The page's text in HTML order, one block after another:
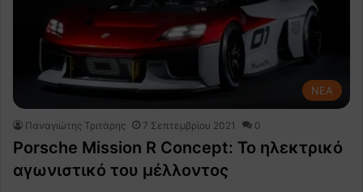
NEA
Παναγιώτης Τριτάρης 7 Σεπτεμβρίου 2021 0
Porsche Mission R Concept: To ηλεκτρικό
αγωνιστικό του μέλλοντος